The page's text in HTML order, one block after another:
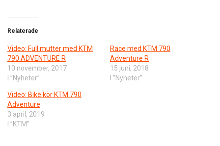
Relaterade
Video: Full mutter med KTM
790 ADVENTURE R
10 november, 2017
I ”Nyheter”
Race med KTM 790
Adventure R
15 juni, 2018
I ”Nyheter”
Video: Bike kör KTM 790
Adventure
3 april, 2019
I ”KTM”